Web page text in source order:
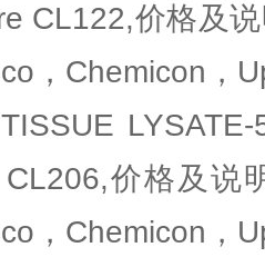
CL122,价格及
，Chemicon，
价格及说
，Chemicon，